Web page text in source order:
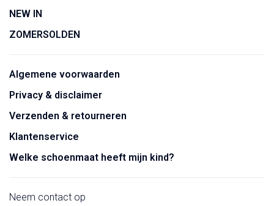
NEW IN
ZOMERSOLDEN
Algemene voorwaarden
Privacy & disclaimer
Verzenden & retourneren
Klantenservice
Welke schoenmaat heeft mijn kind?
Neem contact op